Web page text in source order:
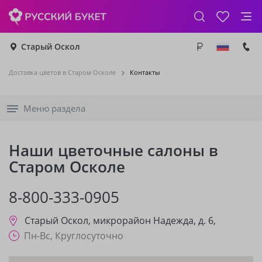
Старый Оскол
Доставка цветов в Старом Осколе Контакты
Меню раздела
Наши цветочные салоны в
Старом Осколе
8-800-333-0905
Старый Оскол, микрорайон Надежда, д. 6,
Пн-Вс, Круглосуточно